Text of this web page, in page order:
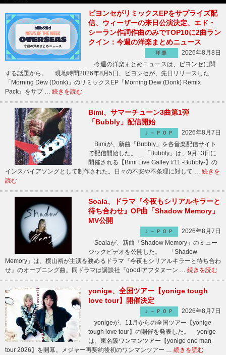
ビヨンセがリミックスEPをサプライズ配
信、ウィーザーの来日公演決定、エド・
シーラン作詞作曲のみでTOP10に2曲ラン
クイン：今週の洋楽まとめニュース
洋楽
2026年8月8日
今週の洋楽まとめニュースは、ビヨンセに関
する話題から。 現地時間2026年8月5日、ビヨンセが、先日リリースした
「Morning Dew (Donk)」のリミックスEP『Morning Dew (Donk) Remix
Pack』をサプ … 続きを読む
Bimi、サマーチューン3曲第1弾
「Bubbly」配信開始
Ｊ－ＰＯＰ
2026年8月7日
Bimiが、新曲「Bubbly」を各音楽配信サイト
で配信開始した。 「Bubbly」は、9月13日に
開催される【Bimi Live Galley #11 -Bubbly-】の
インスパイアソングとして制作された。日々の不安や不条理に対して … 続きを
読む
Soala、ドラマ『今夜もシリアルキラーと
待ち合わせ』OP曲「Shadow Memory」
MV公開
Ｊ－ＰＯＰ
2026年8月7日
Soalaが、新曲「Shadow Memory」のミュー
ジックビデオを公開した。 「Shadow
Memory」は、横山裕が主演を務めるドラマ『今夜もシリアルキラーと待ち合わ
せ』のオープニング曲。同ドラマは講談社『good!アフタヌーン … 続きを読む
yonige、全国ツアー【yonige tough
love tour】開催決定
Ｊ－ＰＯＰ
2026年8月7日
yonigeが、11月からの全国ツアー【yonige
tough love tour】の開催を発表した。 yonige
は、東名阪ワンマンツアー【yonige one man
tour 2026】を開幕。メジャー再契約後初のワンマンツアー … 続きを読む